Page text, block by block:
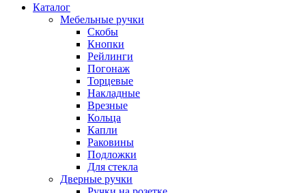
Каталог
Мебельные ручки
Скобы
Кнопки
Рейлинги
Погонаж
Торцевые
Накладные
Врезные
Кольца
Капли
Раковины
Подложки
Для стекла
Дверные ручки